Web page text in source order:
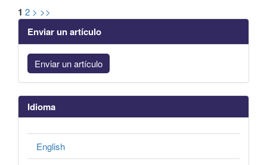
1 2 > >>
Enviar un artículo
Enviar un artículo
Idioma
English